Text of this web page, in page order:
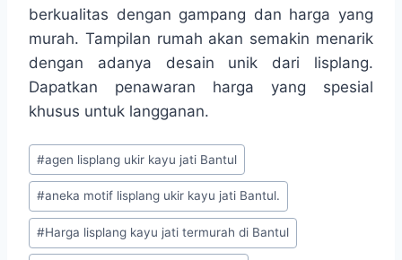
berkualitas dengan gampang dan harga yang
murah. Tampilan rumah akan semakin menarik
dengan adanya desain unik dari lisplang.
Dapatkan penawaran harga yang spesial
khusus untuk langganan.
#agen lisplang ukir kayu jati Bantul
#aneka motif lisplang ukir kayu jati Bantul.
#Harga lisplang kayu jati termurah di Bantul